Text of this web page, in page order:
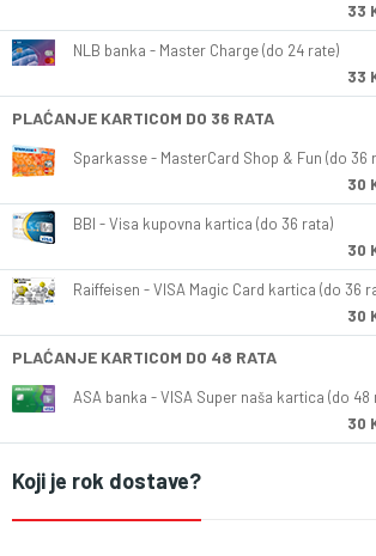
33
NLB banka - Master Charge (do 24 rate)
33
PLAĆANJE KARTICOM DO 36 RATA
Sparkasse - MasterCard Shop & Fun (do 36
30
BBI - Visa kupovna kartica (do 36 rata)
30
Raiffeisen - VISA Magic Card kartica (do 36
30
PLAĆANJE KARTICOM DO 48 RATA
ASA banka - VISA Super naša kartica (do 48
30
Koji je rok dostave?